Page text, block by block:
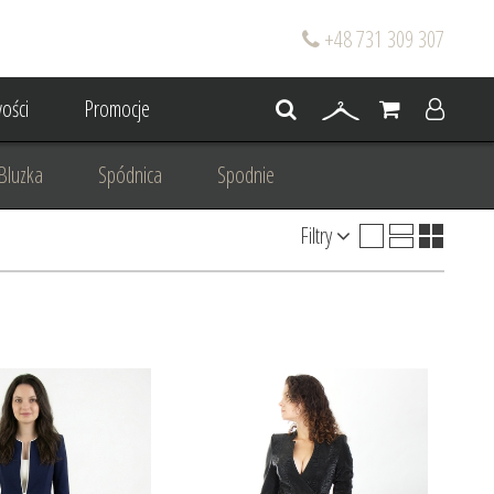
+48 731 309 307
Promocje
Bluzka Spódnica Spodnie
Filtry